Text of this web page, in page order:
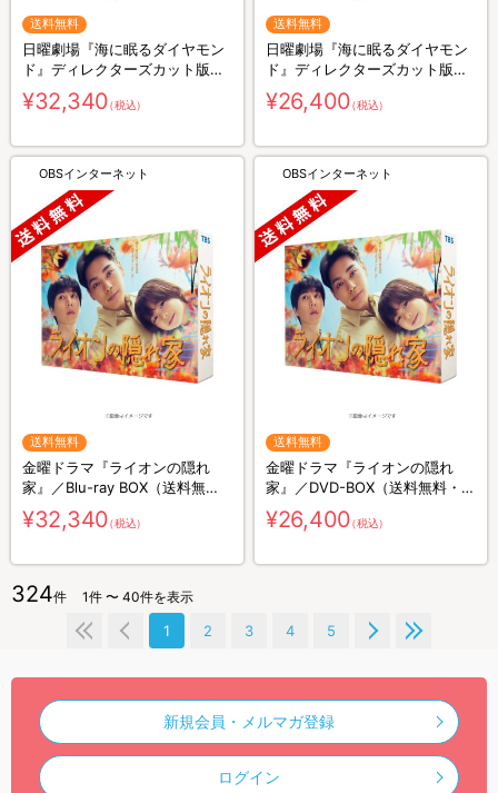
送料無料
日曜劇場『海に眠るダイヤモン
ド』ディレクターズカット版／
Blu-ray BOX（送料無料・4枚
組）
¥32,340（税込）
送料無料
日曜劇場『海に眠るダイヤモン
ド』ディレクターズカット版／
DVD-BOX（送料無料・6枚組）
¥26,400（税込）
OBSインターネット
送料無料
金曜ドラマ『ライオンの隠れ
家』／Blu-ray BOX（送料無
料・4枚組）
¥32,340（税込）
OBSインターネット
送料無料
金曜ドラマ『ライオンの隠れ
家』／DVD-BOX（送料無料・6
枚組）
¥26,400（税込）
324件 1件 〜 40件を表示
1 2 3 4 5
新規会員・メルマガ登録
ログイン